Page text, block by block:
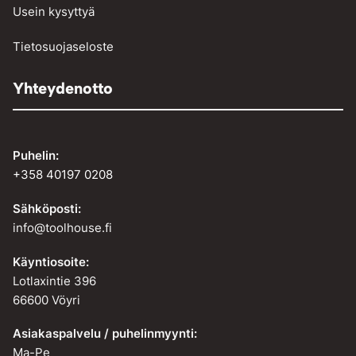
Usein kysyttyä
Tietosuojaseloste
Yhteydenotto
Puhelin:
+358 40197 0208
Sähköposti:
info@toolhouse.fi
Käyntiosoite:
Lotlaxintie 396
66600 Vöyri
Asiakaspalvelu / puhelinmyynti:
Ma-Pe